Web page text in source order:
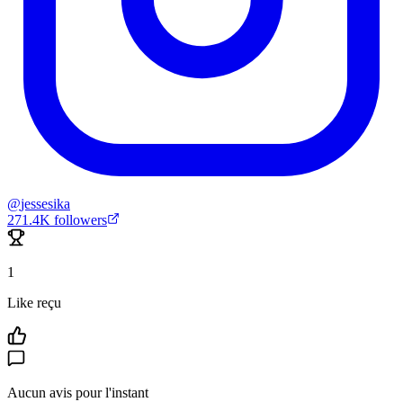
@jessesika
271.4K followers
1
Like reçu
Aucun avis pour l'instant